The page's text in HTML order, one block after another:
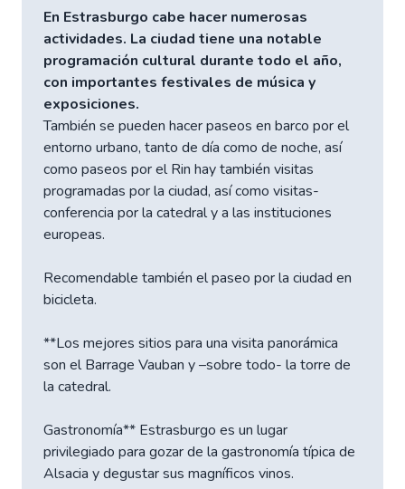
En Estrasburgo cabe hacer numerosas
actividades. La ciudad tiene una notable
programación cultural durante todo el año,
con importantes festivales de música y
exposiciones.
También se pueden hacer paseos en barco por el
entorno urbano, tanto de día como de noche, así
como paseos por el Rin hay también visitas
programadas por la ciudad, así como visitas-
conferencia por la catedral y a las instituciones
europeas.
Recomendable también el paseo por la ciudad en
bicicleta.
**Los mejores sitios para una visita panorámica
son el Barrage Vauban y –sobre todo- la torre de
la catedral.
Gastronomía** Estrasburgo es un lugar
privilegiado para gozar de la gastronomía típica de
Alsacia y degustar sus magníficos vinos.